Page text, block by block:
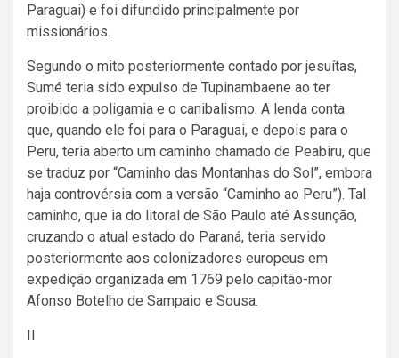
Paraguai) e foi difundido principalmente por
missionários.
Segundo o mito posteriormente contado por jesuítas,
Sumé teria sido expulso de Tupinambaene ao ter
proibido a poligamia e o canibalismo. A lenda conta
que, quando ele foi para o Paraguai, e depois para o
Peru, teria aberto um caminho chamado de Peabiru, que
se traduz por “Caminho das Montanhas do Sol”, embora
haja controvérsia com a versão “Caminho ao Peru”). Tal
caminho, que ia do litoral de São Paulo até Assunção,
cruzando o atual estado do Paraná, teria servido
posteriormente aos colonizadores europeus em
expedição organizada em 1769 pelo capitão-mor
Afonso Botelho de Sampaio e Sousa.
II